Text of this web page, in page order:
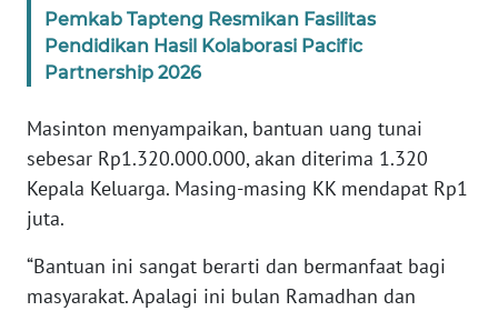
Pemkab Tapteng Resmikan Fasilitas
Pendidikan Hasil Kolaborasi Pacific
Partnership 2026
Masinton menyampaikan, bantuan uang tunai
sebesar Rp1.320.000.000, akan diterima 1.320
Kepala Keluarga. Masing-masing KK mendapat Rp1
juta.
“Bantuan ini sangat berarti dan bermanfaat bagi
masyarakat. Apalagi ini bulan Ramadhan dan
NTB
WN
WN
SULBAR
BABEL